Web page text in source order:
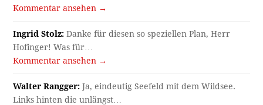
Kommentar ansehen →
Ingrid Stolz: Danke für diesen so speziellen Plan, Herr
Hofinger! Was für…
Kommentar ansehen →
Walter Rangger: Ja, eindeutig Seefeld mit dem Wildsee.
Links hinten die unlängst…